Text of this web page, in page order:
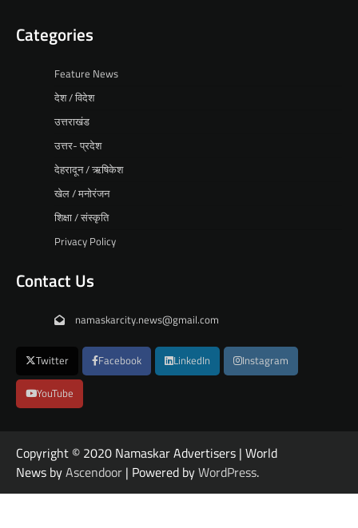
Categories
Feature News
देश / विदेश
उत्तराखंड
उत्तर- प्रदेश
देहरादून / ऋषिकेश
खेल / मनोरंजन
शिक्षा / संस्कृति
Privacy Policy
Contact Us
namaskarcity.news@gmail.com
Twitter Facebook LinkedIn Instagram
YouTube
Copyright © 2020 Namaskar Advertisers | World
News byAscendoor | Powered byWordPress.